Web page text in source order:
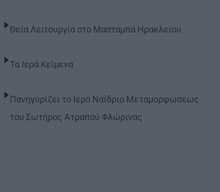
Θεία Λειτουργία στο Μασταμπά Ηρακλείου
Τα Ιερά Κείμενα
Πανηγυρίζει το Ιερό Ναΐδριο Μεταμορφώσεως
του Σωτήρος Ατραπού Φλώρινας